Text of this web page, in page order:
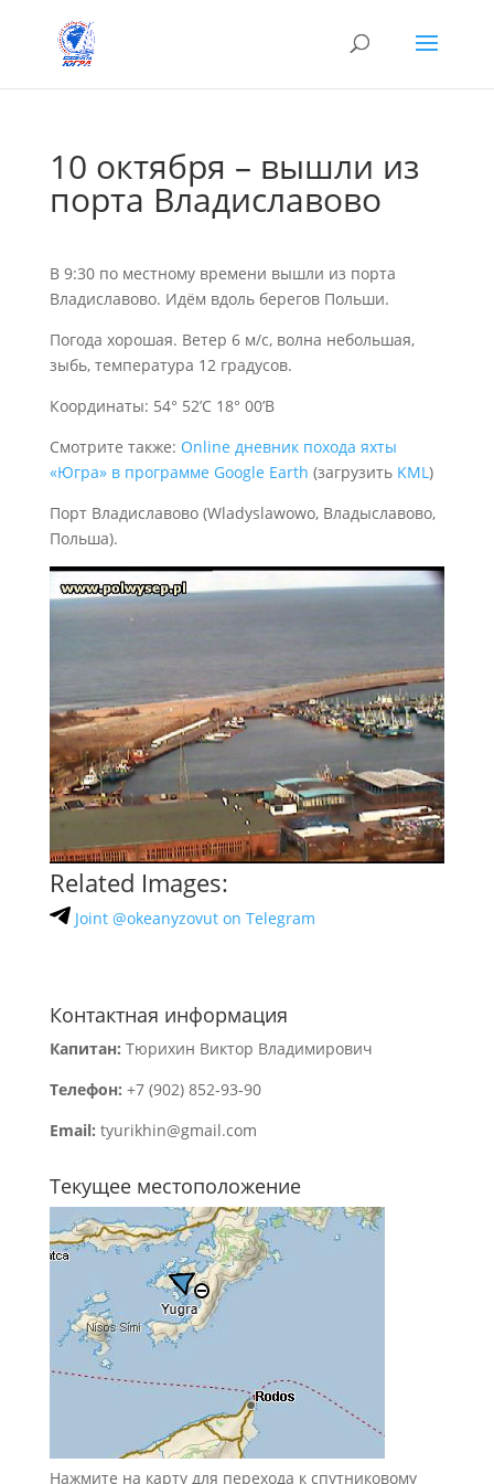
10 октября – вышли из
порта Владиславово
В 9:30 по местному времени вышли из порта
Владиславово. Идём вдоль берегов Польши.
Погода хорошая. Ветер 6 м/с, волна небольшая,
зыбь, температура 12 градусов.
Координаты: 54° 52’С 18° 00’В
Смотрите также: Online дневник похода яхты
«Югра» в программе Google Earth (загрузить KML)
Порт Владиславово (Wladyslawowo, Владыславово,
Польша).
Related Images:
Joint @okeanyzovut on Telegram
Контактная информация
Капитан: Тюрихин Виктор Владимирович
Телефон: +7 (902) 852-93-90
Email: tyurikhin@gmail.com
Текущее местоположение
Нажмите на карту для перехода к спутниковому